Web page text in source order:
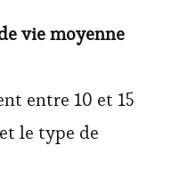
vie moyenne
entre 10 et 15
le type de